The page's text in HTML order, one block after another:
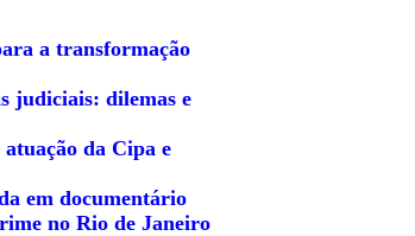
a transformação
judiciais: dilemas e
da Cipa e
em documentário
no Rio de Janeiro